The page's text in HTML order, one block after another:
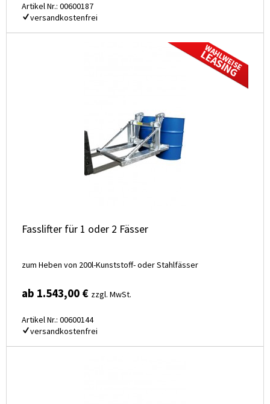
Artikel Nr.: 00600187
versandkostenfrei
Fasslifter für 1 oder 2 Fässer
zum Heben von 200l-Kunststoff- oder Stahlfässer
ab 1.543,00 € zzgl. MwSt.
Artikel Nr.: 00600144
versandkostenfrei